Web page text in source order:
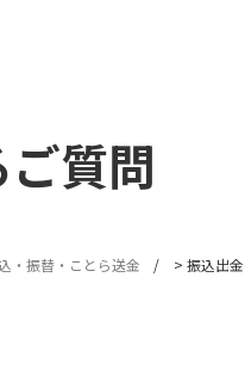
質問
・振替・ことら送金 > 振込出